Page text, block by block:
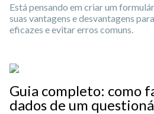
Está pensando em criar um
suas vantagens e desvantagens
eficazes e evitar erros comuns.
Guia completo: como
dados de um